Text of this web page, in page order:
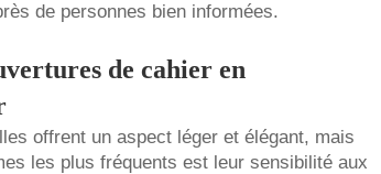
de personnes bien informées.
de cahier en
offrent un aspect léger et élégant, mais
les plus fréquents est leur sensibilité aux